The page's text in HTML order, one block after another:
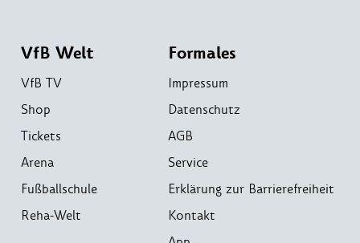
VfB Welt
VfB TV
Shop
Tickets
Arena
Fußballschule
Reha-Welt
Formales
Impressum
Datenschutz
AGB
Service
Erklärung zur Barrierefreiheit
Kontakt